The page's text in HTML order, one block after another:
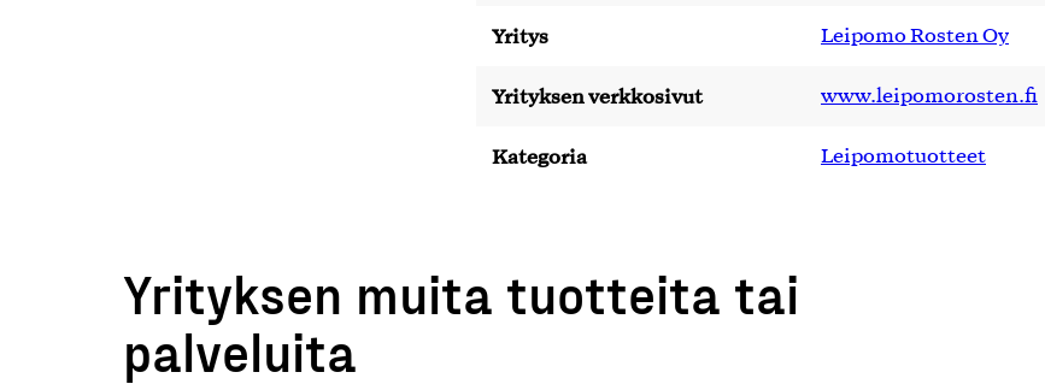
Yritys Leipomo Rosten Oy
Yrityksen verkkosivut www.leipomorosten.fi
Kategoria Leipomotuotteet
Yrityksen muita tuotteita tai
palveluita